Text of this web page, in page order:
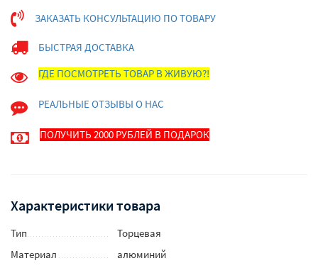
ЗАКАЗАТЬ КОНСУЛЬТАЦИЮ ПО ТОВАРУ
БЫСТРАЯ ДОСТАВКА
ГДЕ ПОСМОТРЕТЬ ТОВАР В ЖИВУЮ?!
РЕАЛЬНЫЕ ОТЗЫВЫ О НАС
ПОЛУЧИТЬ 2000 РУБЛЕЙ В ПОДАРОК
Характеристики товара
Тип
Торцевая
Материал
алюминий